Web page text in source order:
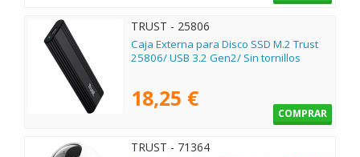
TRUST - 25806
Caja Externa para Disco SSD M.2 Trust
25806/ USB 3.2 Gen2/ Sin tornillos
18,25 €
COMPRAR
TRUST - 71364